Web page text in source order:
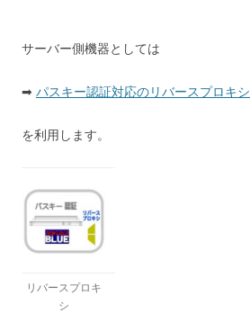
サーバー側機器としては
➡ パスキー認証対応のリバースプロキシ
を利用します。
リバースプロキ
シ